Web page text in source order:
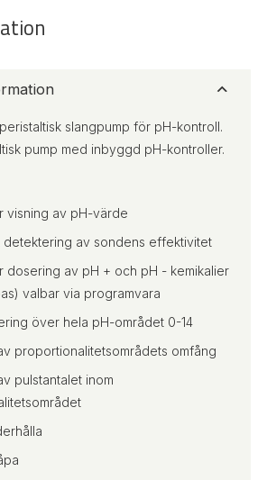
slangpump för pH-kontroll.
pump med inbyggd pH-kontroller.
visning av pH-värde
detektering av sondens effektivitet
dosering av pH + och pH - kemikalier
valbar via programvara
över hela pH-området 0-14
proportionalitetsområdets omfång
pulstantalet inom